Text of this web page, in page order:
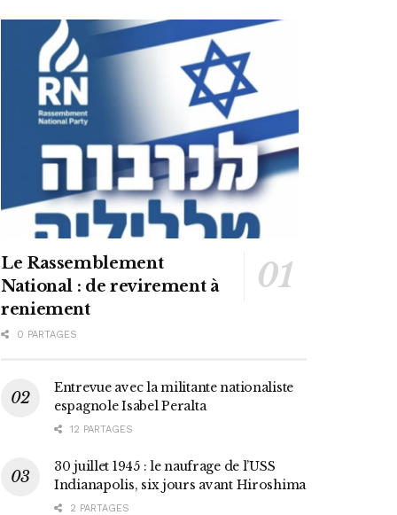
Le Rassemblement
National : de revirement à
reniement
0 PARTAGES
Entrevue avec la militante nationaliste
espagnole Isabel Peralta
12 PARTAGES
30 juillet 1945 : le naufrage de l’USS
Indianapolis, six jours avant Hiroshima
2 PARTAGES